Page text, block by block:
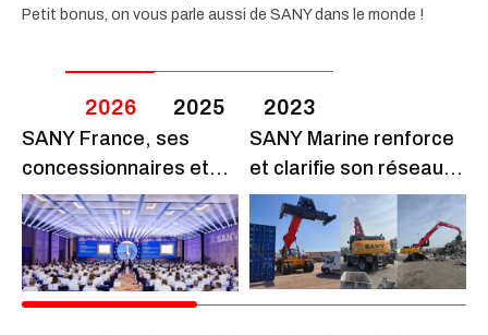
Petit bonus, on vous parle aussi de SANY dans le monde !
2026 2025 2023
SANY France, ses
concessionnaires et
ses clients au SANY
EURO Summit 2026 !
SANY Marine renforce
et clarifie son réseau
de distribution en
France